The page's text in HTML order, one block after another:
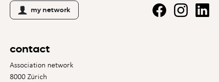
my network
contact
Association network
8000 Zürich